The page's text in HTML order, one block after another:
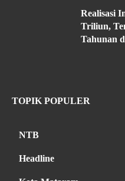
Realisasi
Triliun,
Tahunan
TOPIK POPULER
NTB
Headline